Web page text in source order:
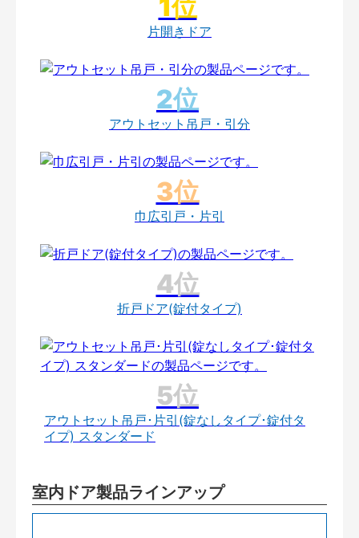
片開きドア
アウトセット吊戸・引分
巾広引戸・片引
折戸ドア(錠付タイプ)
アウトセット吊戸･片引(錠なしタイプ･錠付タ
イプ) スタンダード
室内ドア製品ラインアップ